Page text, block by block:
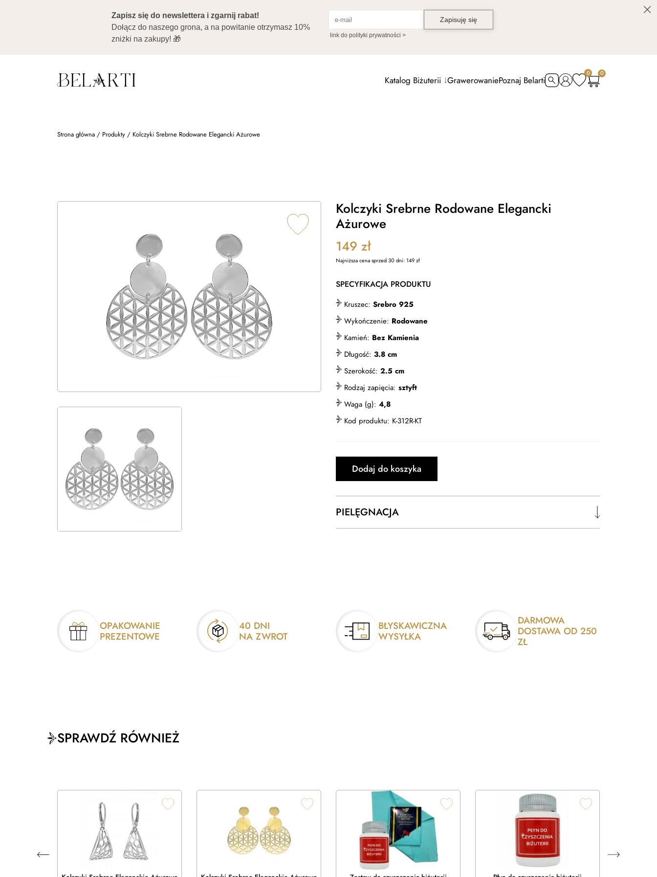
Katalog Biżuterii GrawerowaniePoznaj Belarti
0 0
Strona główna / Produkty / Kolczyki Srebrne Rodowane Elegancki Ażurowe
Kolczyki Srebrne Rodowane Elegancki
Ażurowe
149 zł
Najniższa cena sprzed 30 dni:149zł
SPECYFIKACJA PRODUKTU
Kruszec: Srebro 925
Wykończenie: Rodowane
Kamień: Bez Kamienia
Długość: 3.8 cm
Szerokość: 2.5 cm
Rodzaj zapięcia: sztyft
Waga (g): 4,8
Kod produktu: K-312R-KT
Dodaj do koszyka
PIELĘGNACJA
OPAKOWANIE
PREZENTOWE
40 DNI
NA ZWROT
BŁYSKAWICZNA
WYSYŁKA
DARMOWA
DOSTAWA OD 250
ZŁ
SPRAWDŹ RÓWNIEŻ